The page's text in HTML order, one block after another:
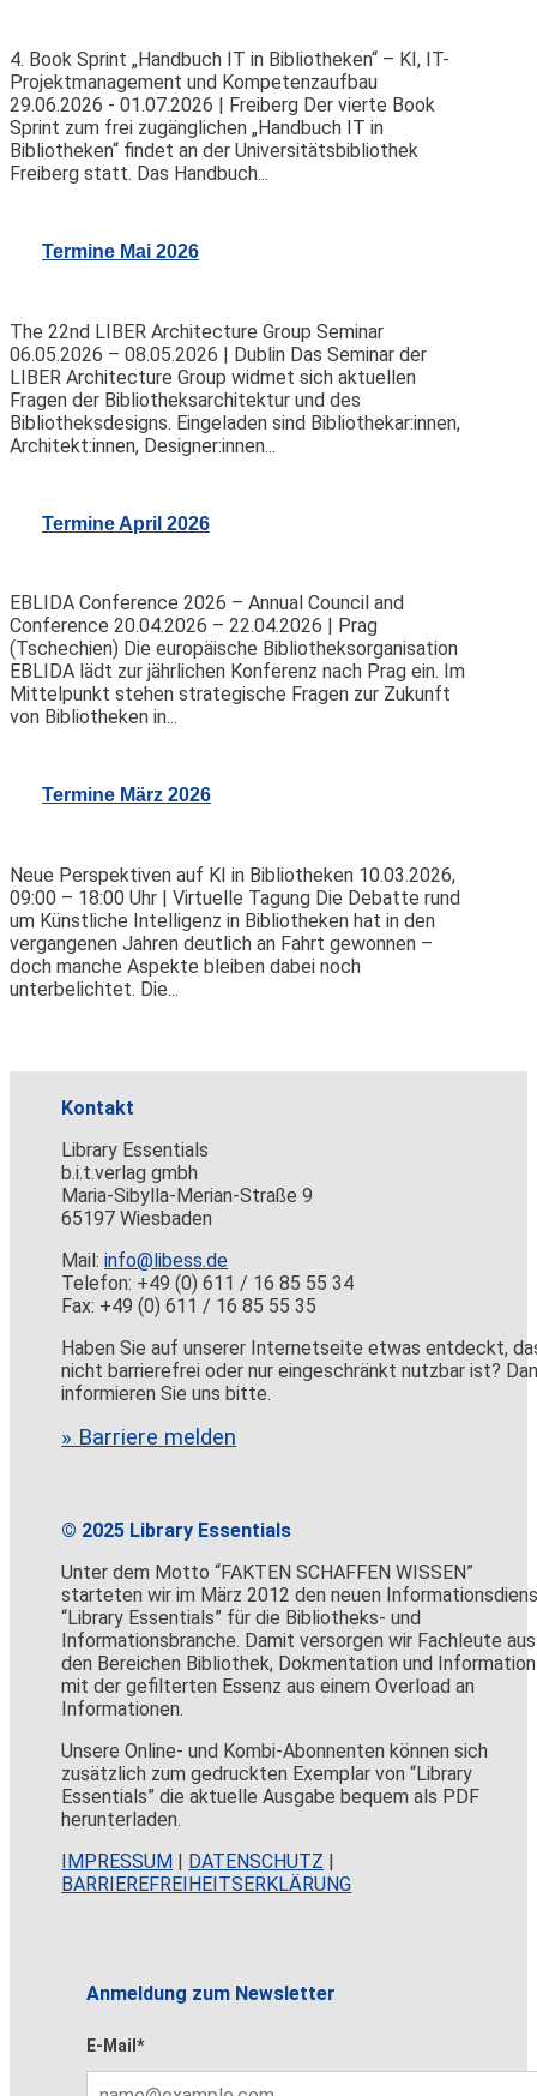
4. Book Sprint „Handbuch IT in Bibliotheken“ – KI, IT-
Projektmanagement und Kompetenzaufbau
29.06.2026 - 01.07.2026 | Freiberg Der vierte Book
Sprint zum frei zugänglichen „Handbuch IT in
Bibliotheken“ findet an der Universitätsbibliothek
Freiberg statt. Das Handbuch...
Termine Mai 2026
The 22nd LIBER Architecture Group Seminar
06.05.2026 – 08.05.2026 | Dublin Das Seminar der
LIBER Architecture Group widmet sich aktuellen
Fragen der Bibliotheksarchitektur und des
Bibliotheksdesigns. Eingeladen sind Bibliothekar:innen,
Architekt:innen, Designer:innen...
Termine April 2026
EBLIDA Conference 2026 – Annual Council and
Conference 20.04.2026 – 22.04.2026 | Prag
(Tschechien) Die europäische Bibliotheksorganisation
EBLIDA lädt zur jährlichen Konferenz nach Prag ein. Im
Mittelpunkt stehen strategische Fragen zur Zukunft
von Bibliotheken in...
Termine März 2026
Neue Perspektiven auf KI in Bibliotheken 10.03.2026,
09:00 – 18:00 Uhr | Virtuelle Tagung Die Debatte rund
um Künstliche Intelligenz in Bibliotheken hat in den
vergangenen Jahren deutlich an Fahrt gewonnen –
doch manche Aspekte bleiben dabei noch
unterbelichtet. Die...
Kontakt
Library Essentials
b.i.t.verlag gmbh
Maria-Sibylla-Merian-Straße 9
65197 Wiesbaden
Mail:info@libess.de
Telefon: +49 (0) 611 / 16 85 55 34
Fax: +49 (0) 611 / 16 85 55 35
Haben Sie auf unserer Internetseite etwas entdeckt,
nicht barrierefrei oder nur eingeschränkt nutzbar ist?
informieren Sie uns bitte.
» Barriere melden
© 2025 Library Essentials
Unter dem Motto “FAKTEN SCHAFFEN WISSEN”
starteten wir im März 2012 den neuen
“Library Essentials” für die Bibliotheks- und
Informationsbranche. Damit versorgen wir Fachleute aus
den Bereichen Bibliothek, Dokmentation und Information
mit der gefilterten Essenz aus einem Overload an
Informationen.
Unsere Online- und Kombi-Abonnenten können sich
zusätzlich zum gedruckten Exemplar von “Library
Essentials” die aktuelle Ausgabe bequem als PDF
herunterladen.
IMPRESSUM
DATENSCHUTZ
BARRIEREFREIHEITSERKLÄRUNG
Anmeldung zum Newsletter
E-Mail*